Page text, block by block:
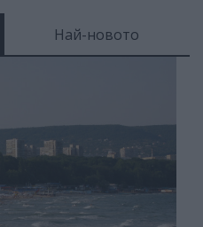
Най-новото